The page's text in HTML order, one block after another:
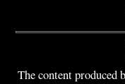
The content produced